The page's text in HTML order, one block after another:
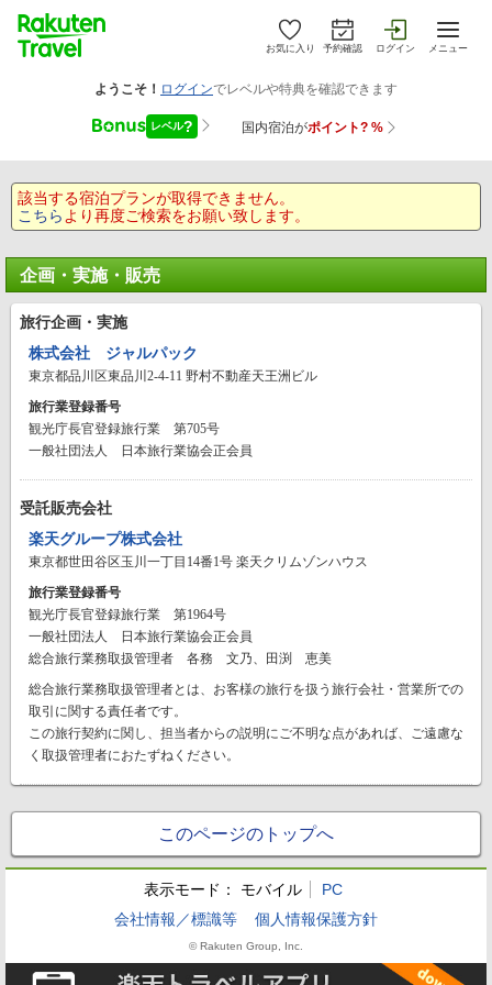
お気に入り 予約確認 ログイン メニュー
該当する宿泊プランが取得できません。
こちら より再度ご検索をお願い致します。
企画・実施・販売
旅行企画・実施
株式会社 ジャルパック
東京都品川区東品川2-4-11 野村不動産天王洲ビル
旅行業登録番号
観光庁長官登録旅行業 第705号
一般社団法人 日本旅行業協会正会員
受託販売会社
楽天グループ株式会社
東京都世田谷区玉川一丁目14番1号 楽天クリムゾンハウス
旅行業登録番号
観光庁長官登録旅行業 第1964号
一般社団法人 日本旅行業協会正会員
総合旅行業務取扱管理者 各務 文乃、田渕 恵美
総合旅行業務取扱管理者とは、お客様の旅行を扱う旅行会社・営業所での
取引に関する責任者です。
この旅行契約に関し、担当者からの説明にご不明な点があれば、ご遠慮な
く取扱管理者におたずねください。
このページのトップへ
表示モード： モバイル
PC
会社情報／標識等
個人情報保護方針
© Rakuten Group, Inc.